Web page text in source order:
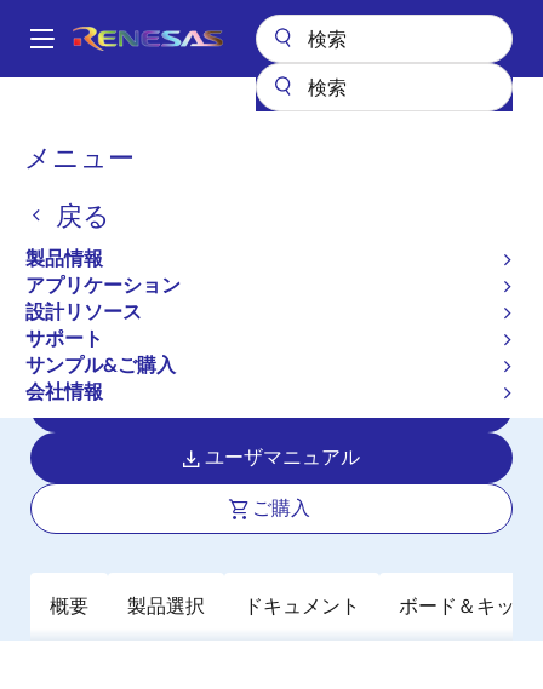
ン
Main
メニュー
戻る
製品情報
アプリケーション
設計リソース
サポート
サンプル&ご購入
会社情報
パ
く
ず
マイクロコントローラとマイクロプロセッサ
RA6E1
アクティブ
200MHz Arm Cortex-M33、高い性能
と豊富なコネクティビティを備えたエ
ントリーラインMCU
ユーザマニュアル
ご購入
概要 製品選択 ドキュメント ボード＆キット